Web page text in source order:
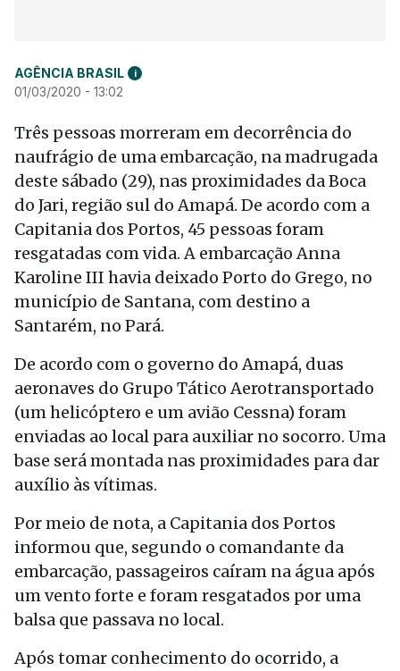
AGÊNCIA BRASIL i
01/03/2020 - 13:02
Três pessoas morreram em decorrência do
naufrágio de uma embarcação, na madrugada
deste sábado (29), nas proximidades da Boca
do Jari, região sul do Amapá. De acordo com a
Capitania dos Portos, 45 pessoas foram
resgatadas com vida. A embarcação Anna
Karoline III havia deixado Porto do Grego, no
município de Santana, com destino a
Santarém, no Pará.
De acordo com o governo do Amapá, duas
aeronaves do Grupo Tático Aerotransportado
(um helicóptero e um avião Cessna) foram
enviadas ao local para auxiliar no socorro. Uma
base será montada nas proximidades para dar
auxílio às vítimas.
Por meio de nota, a Capitania dos Portos
informou que, segundo o comandante da
embarcação, passageiros caíram na água após
um vento forte e foram resgatados por uma
balsa que passava no local.
Após tomar conhecimento do ocorrido, a